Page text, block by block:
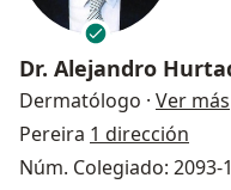
Dr. Alejandro
Dermatólogo · Ver más
Pereira 1 dirección
Núm. Colegiado: 2093-